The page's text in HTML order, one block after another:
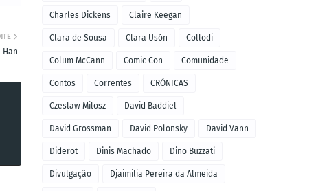
Han
Charles Dickens Claire Keegan
Clara de Sousa Clara Usón Collodi
Colum McCann Comic Con Comunidade
Contos Correntes CRÓNICAS
Czeslaw Milosz David Baddiel
David Grossman David Polonsky David Vann
Diderot Dinis Machado Dino Buzzati
Divulgação Djaimilia Pereira da Almeida